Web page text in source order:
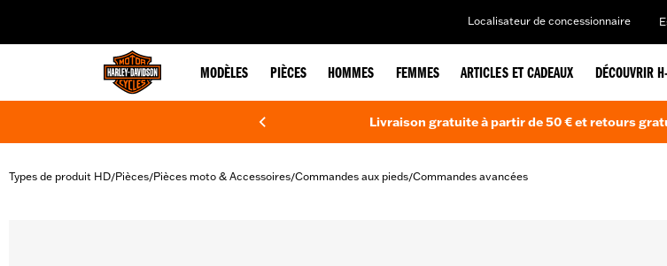
Localisateur de concessionnaire
MODÈLES PIÈCES HOMMES FEMMES ARTICLES ET CADEAUX DÉCOUVRIR
Livraison gratuite à partir de 50 € et retours
Types de produit HD/Pièces/Pièces moto & Accessoires/Commandes aux pieds/Commandes avancées